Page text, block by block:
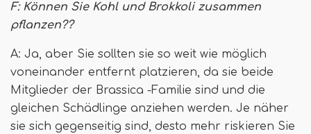
F: Können Sie Kohl und Brokkoli zusammen
pflanzen??
A: Ja, aber Sie sollten sie so weit wie möglich
voneinander entfernt platzieren, da sie beide
Mitglieder der Brassica -Familie sind und die
gleichen Schädlinge anziehen werden. Je näher
sie sich gegenseitig sind, desto mehr riskieren Sie